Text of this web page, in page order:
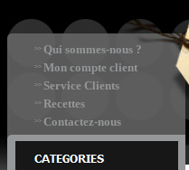
>> Qui sommes-nous ?
>> Mon compte client
>> Service Clients
>> Recettes
>> Contactez-nous